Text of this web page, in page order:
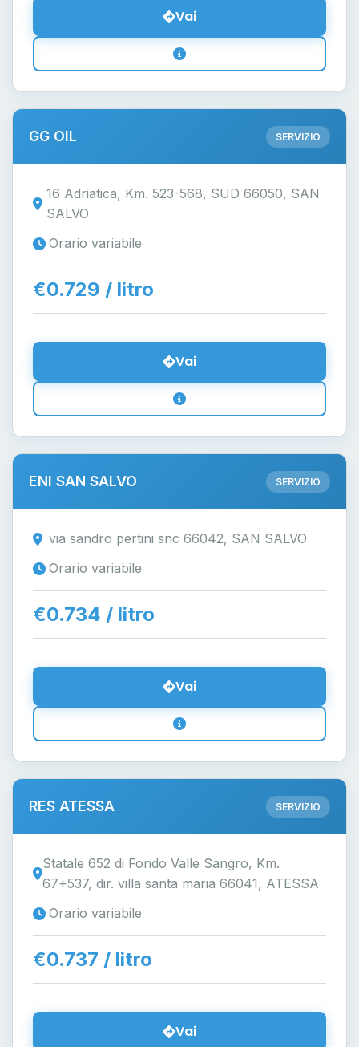
Vai
GG OIL SERVIZIO
16 Adriatica, Km. 523-568, SUD 66050, SAN
SALVO
Orario variabile
€0.729 / litro
Vai
ENI SAN SALVO SERVIZIO
via sandro pertini snc 66042, SAN SALVO
Orario variabile
€0.734 / litro
Vai
RES ATESSA SERVIZIO
Statale 652 di Fondo Valle Sangro, Km.
67+537, dir. villa santa maria 66041, ATESSA
Orario variabile
€0.737 / litro
Vai